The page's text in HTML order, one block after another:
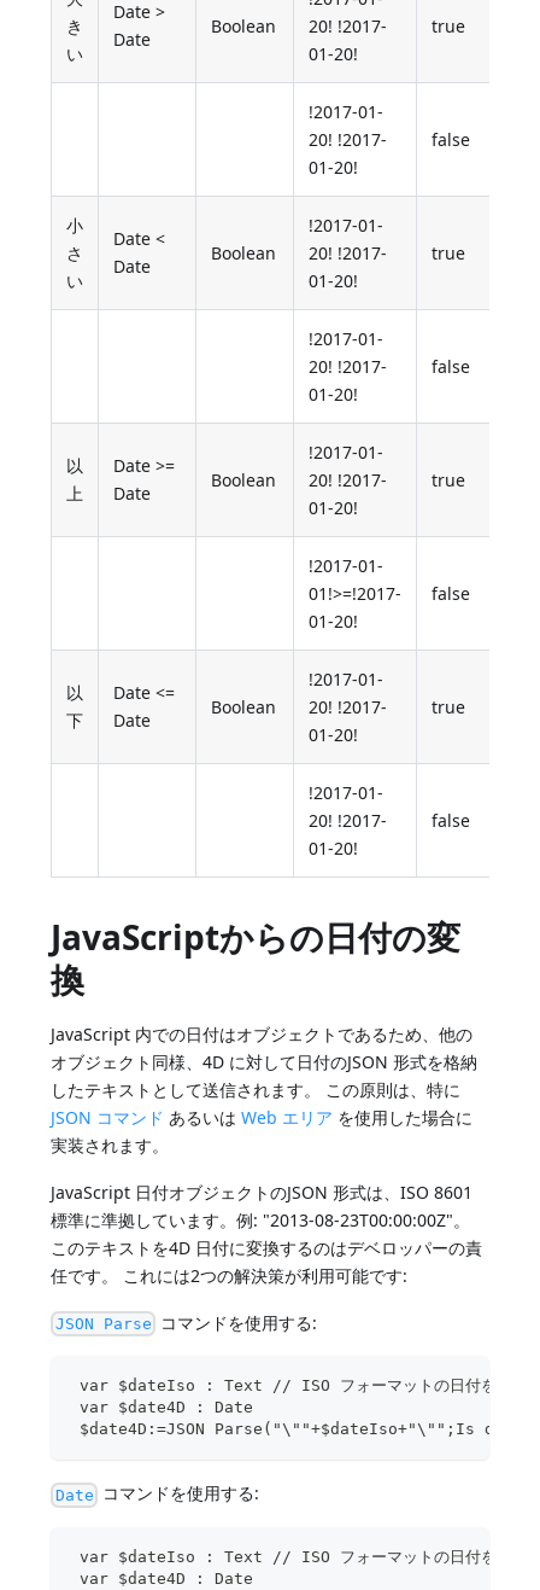
き
い
Date >
Date
Boolean
20! !2017-
01-20!
true
!2017-01-
20! !2017-
01-20!
false
小
さ
い
Date <
Date
Boolean
!2017-01-
20! !2017-
01-20!
true
!2017-01-
20! !2017-
01-20!
false
以
上
Date >=
Date
Boolean
!2017-01-
20! !2017-
01-20!
true
!2017-01-
01!>=!2017-
01-20!
false
以
下
Date <=
Date
Boolean
!2017-01-
20! !2017-
01-20!
true
!2017-01-
20! !2017-
01-20!
false
JavaScriptからの日付の変
換
JavaScript 内での日付はオブジェクトであるため、他の
オブジェクト同様、4D に対して日付のJSON 形式を格納
したテキストとして送信されます。 この原則は、特に
JSON コマンド あるいはWeb エリア を使用した場合に
実装されます。
JavaScript 日付オブジェクトのJSON 形式は、ISO 8601
標準に準拠しています。例: "2013-08-23T00:00:00Z"。
このテキストを4D 日付に変換するのはデベロッパーの責
任です。 これには2つの解決策が利用可能です:
JSON Parse コマンドを使用する:
var $dateIso : Text // ISO フォーマットの日付を受け
var $date4D : Date
$date4D:=JSON Parse("\""+$dateIso+"\"";Is
Date コマンドを使用する:
var $dateIso : Text // ISO フォーマットの日付を受け
var $date4D : Date